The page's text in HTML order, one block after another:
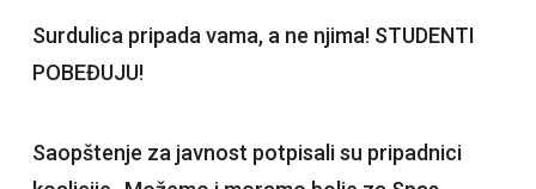
Surdulica pripada vama, a ne njima! STUDENTI
POBEĐUJU!
Saopštenje za javnost potpisali su pripadnici